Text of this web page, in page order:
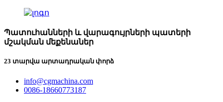
Պատուհանների և վարագույրների պատերի
մշակման մեքենաներ
23 տարվա արտադրական փորձ
info@cgmachina.com
0086-18660773187